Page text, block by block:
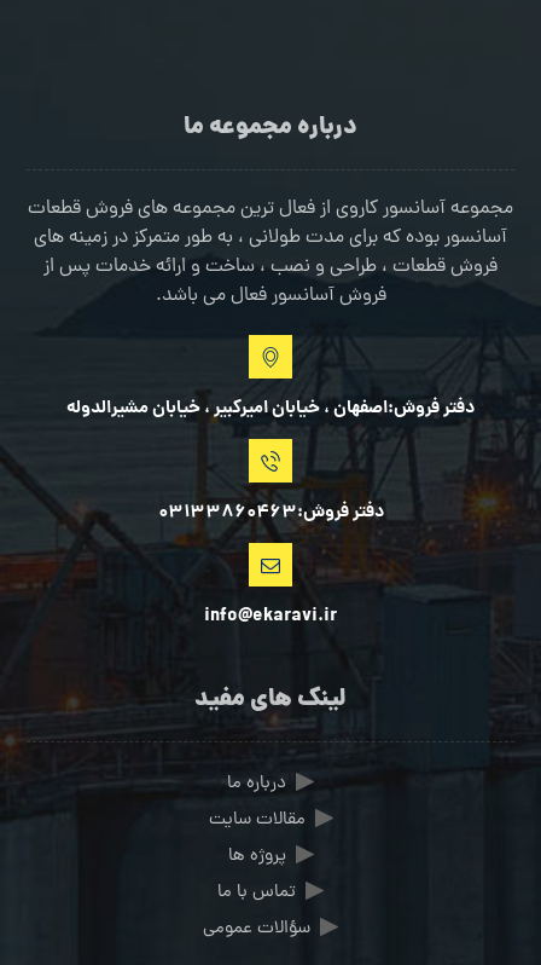
درباره مجموعه ما
مجموعه آسانسور کاروی از فعال ترین مجموعه های فروش قطعات
آسانسور بوده که برای مدت طولانی ، به طور متمرکز در زمینه های
فروش قطعات ، طراحی و نصب ، ساخت و ارائه خدمات پس از
فروش آسانسور فعال می باشد.
دفتر فروش:اصفهان ، خیابان امیرکبیر ، خیابان مشیرالدوله
دفتر فروش:03133860463
info@ekaravi.ir
لینک های مفید
درباره ما
مقالات سایت
پروژه ها
تماس با ما
سؤالات عمومی